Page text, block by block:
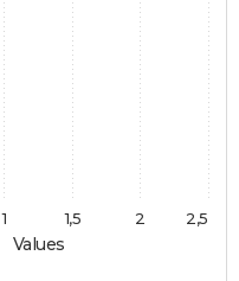
Values
1 1,5 2 2,5